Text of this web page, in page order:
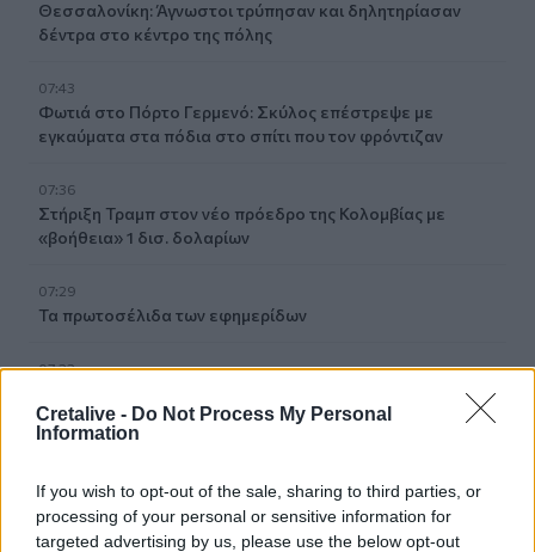
Cretalive - Do Not Process My Personal
Information
If you wish to opt-out of the sale, sharing to third parties, or
processing of your personal or sensitive information for
targeted advertising by us, please use the below opt-out
Θεσσαλονίκη: Άγνωστοι τρύπησαν και δηλητηρίασαν
δέντρα στο κέντρο της πόλης
07:43
Φωτιά στο Πόρτο Γερμενό: Σκύλος επέστρεψε με
εγκαύματα στα πόδια στο σπίτι που τον φρόντιζαν
07:36
Στήριξη Τραμπ στον νέο πρόεδρο της Κολομβίας με
«βοήθεια» 1 δισ. δολαρίων
07:29
Τα πρωτοσέλιδα των εφημερίδων
07:22
Αμαζονίου – Μειώθηκε κατά 37%
ΑΑΔΕ: Ανοιχτό το σύστημα Ενιαίας Αίτησης Ενίσχυσης
2025 – Μέχρι πότε μπορούν να γίνουν διορθώσεις